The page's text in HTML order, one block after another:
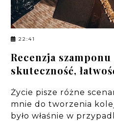
22:41
Recenzja
skuteczność,
Życie pisze różne
mnie do tworzenia
było właśnie w